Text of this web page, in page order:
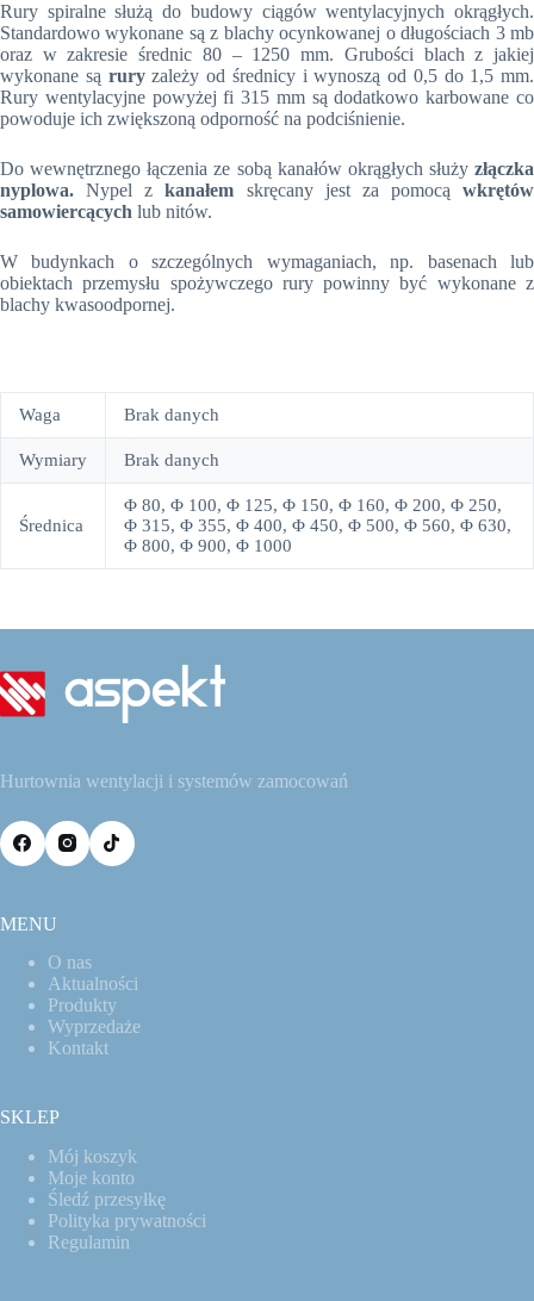
Rury spiralne służą do budowy ciągów wentylacyjnych okrągłych.
Standardowo wykonane są z blachy ocynkowanej o długościach 3 mb
oraz w zakresie średnic 80 – 1250 mm. Grubości blach z jakiej
wykonane są ruryzależy od średnicy i wynoszą od 0,5 do 1,5 mm.
Rury wentylacyjne powyżej fi 315 mm są dodatkowo karbowane co
powoduje ich zwiększoną odporność na podciśnienie.
Do wewnętrznego łączenia ze sobą kanałów okrągłych służy złączka
nyplowa.Nypel zkanałem skręcany jest za pomocą wkrętów
samowiercących lub nitów.
W budynkach o szczególnych wymaganiach, np. basenach lub
obiektach przemysłu spożywczego rury powinny być wykonane z
blachy kwasoodpornej.
Waga Brak danych
Wymiary Brak danych
Średnica
Φ 80, Φ 100, Φ 125, Φ 150, Φ 160, Φ 200, Φ 250,
Φ 315, Φ 355, Φ 400, Φ 450, Φ 500, Φ 560, Φ 630,
Φ 800, Φ 900, Φ 1000
Hurtownia wentylacji i systemów zamocowań
MENU
O nas
Aktualności
Produkty
Wyprzedaże
Kontakt
SKLEP
Mój koszyk
Moje konto
Śledź przesyłkę
Polityka prywatności
Regulamin